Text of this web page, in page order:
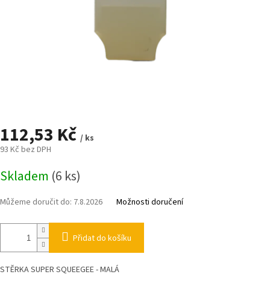
112,53 Kč / ks
93 Kč bez DPH
cena:
Skladem (6 ks)
Můžeme doručit do: 7.8.2026 Možnosti doručení
Přidat do košíku
STĚRKA SUPER SQUEEGEE - MALÁ